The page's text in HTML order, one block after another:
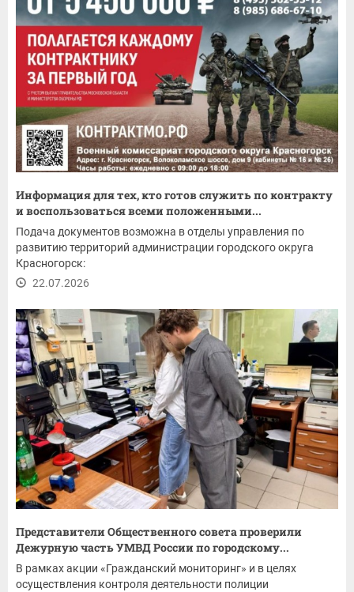
Информация для тех, кто готов служить по контракту
и воспользоваться всеми положенными...
Подача документов возможна в отделы управления по
развитию территорий администрации городского округа
Красногорск:
22.07.2026
Представители Общественного совета проверили
Дежурную часть УМВД России по городскому...
В рамках акции «Гражданский мониторинг» и в целях
осуществления контроля деятельности полиции